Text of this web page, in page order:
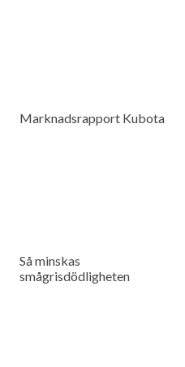
Marknadsrapport Kubota
Så minskas
smågrisdödligheten